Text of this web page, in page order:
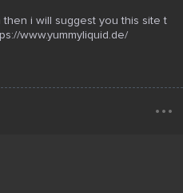
i will suggest you this site t
www.yummyliquid.de/
...